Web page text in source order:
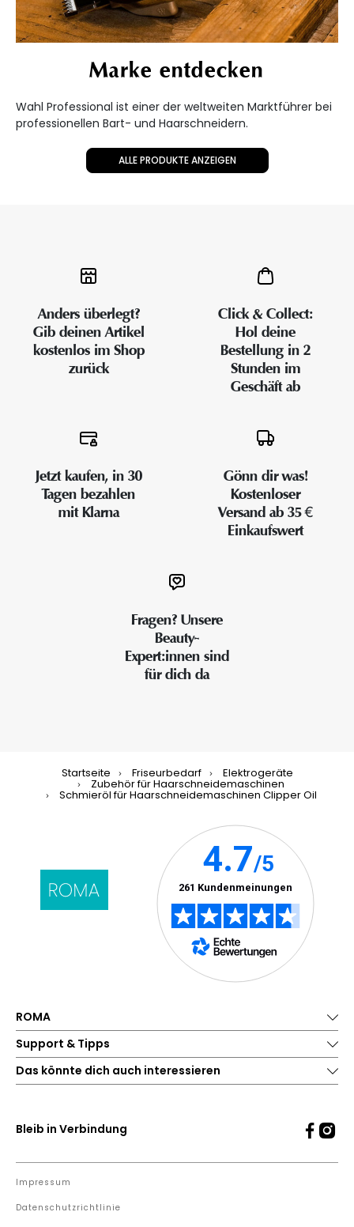
Marke entdecken
Wahl Professional ist einer der weltweiten Marktführer bei
professionellen Bart- und Haarschneidern.
ALLE PRODUKTE ANZEIGEN
Anders überlegt?
Gib deinen Artikel
kostenlos im Shop
zurück
Click & Collect:
Hol deine
Bestellung in 2
Stunden im
Geschäft ab
Jetzt kaufen, in 30
Tagen bezahlen
mit Klarna
Gönn dir was!
Kostenloser
Versand ab 35 €
Einkaufswert
Fragen? Unsere
Beauty-
Expert:innen sind
für dich da
Startseite Friseurbedarf Elektrogeräte
Zubehör für Haarschneidemaschinen
Schmieröl für Haarschneidemaschinen Clipper Oil
ROMA
Support & Tipps
Das könnte dich auch interessieren
Bleib in Verbindung
Impressum
Datenschutzrichtlinie